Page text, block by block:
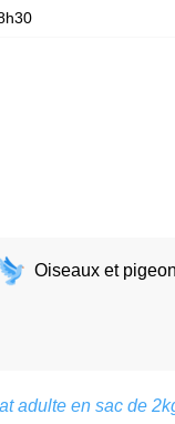
Oiseaux et
adulte en sac de